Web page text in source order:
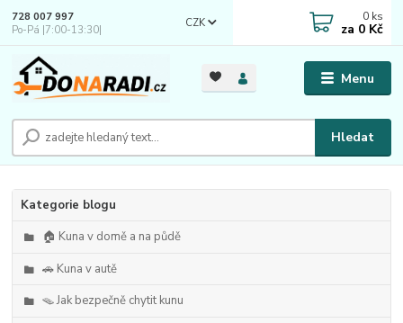
Menu
CZK
Hledat
728 007 997
Po-Pá |7:00-13:30|
0 ks
za 0 Kč
Kategorie blogu
🏠 Kuna v domě a na půdě
🚗 Kuna v autě
🪤 Jak bezpečně chytit kunu